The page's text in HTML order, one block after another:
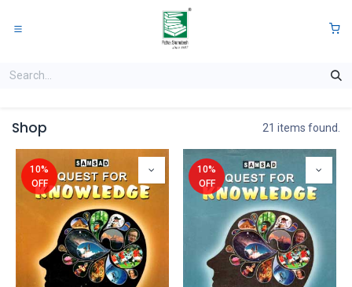
Shop 21 items found.
10%
OFF
10%
OFF